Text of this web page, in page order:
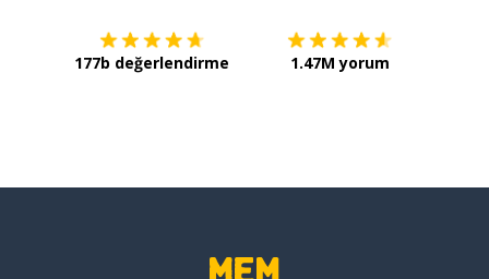
177b değerlendirme 1.47M yorum